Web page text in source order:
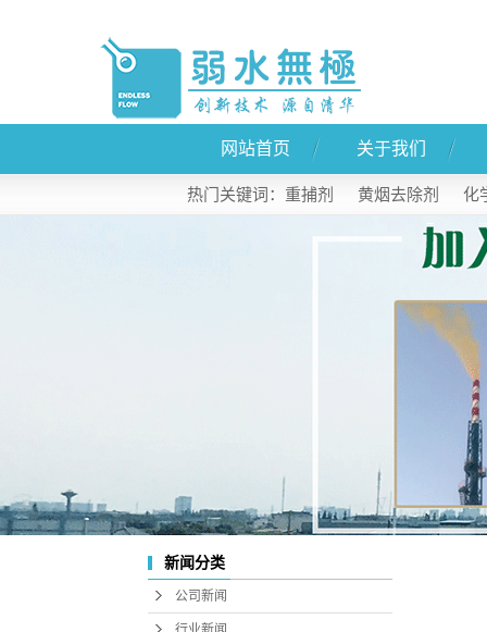
网站首页
关于我们
公司简介
热门关键词： 重捕剂 黄烟去除剂 化
新闻分类
公司新闻